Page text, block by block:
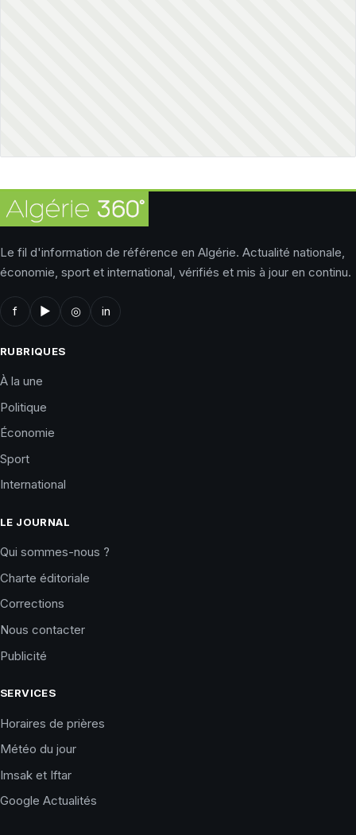
Le fil d'information de référence en Algérie. Actualité nationale,
économie, sport et international, vérifiés et mis à jour en continu.
f ▶ ◎ in
RUBRIQUES
À la une
Politique
Économie
Sport
International
LE JOURNAL
Qui sommes-nous ?
Charte éditoriale
Corrections
Nous contacter
Publicité
SERVICES
Horaires de prières
Météo du jour
Imsak et Iftar
Google Actualités